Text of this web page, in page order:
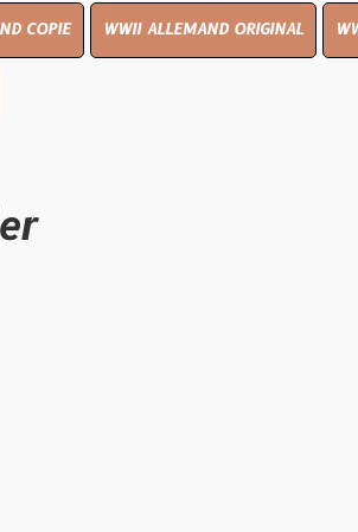
WWII ALLEMAND ORIGINAL WWII UK